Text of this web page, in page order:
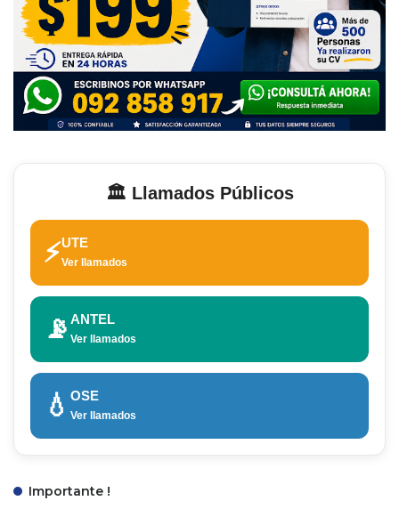
🏛️ Llamados Públicos
⚡UTE
Ver llamados
📡 ANTEL
Ver llamados
💧 OSE
Ver llamados
Importante !